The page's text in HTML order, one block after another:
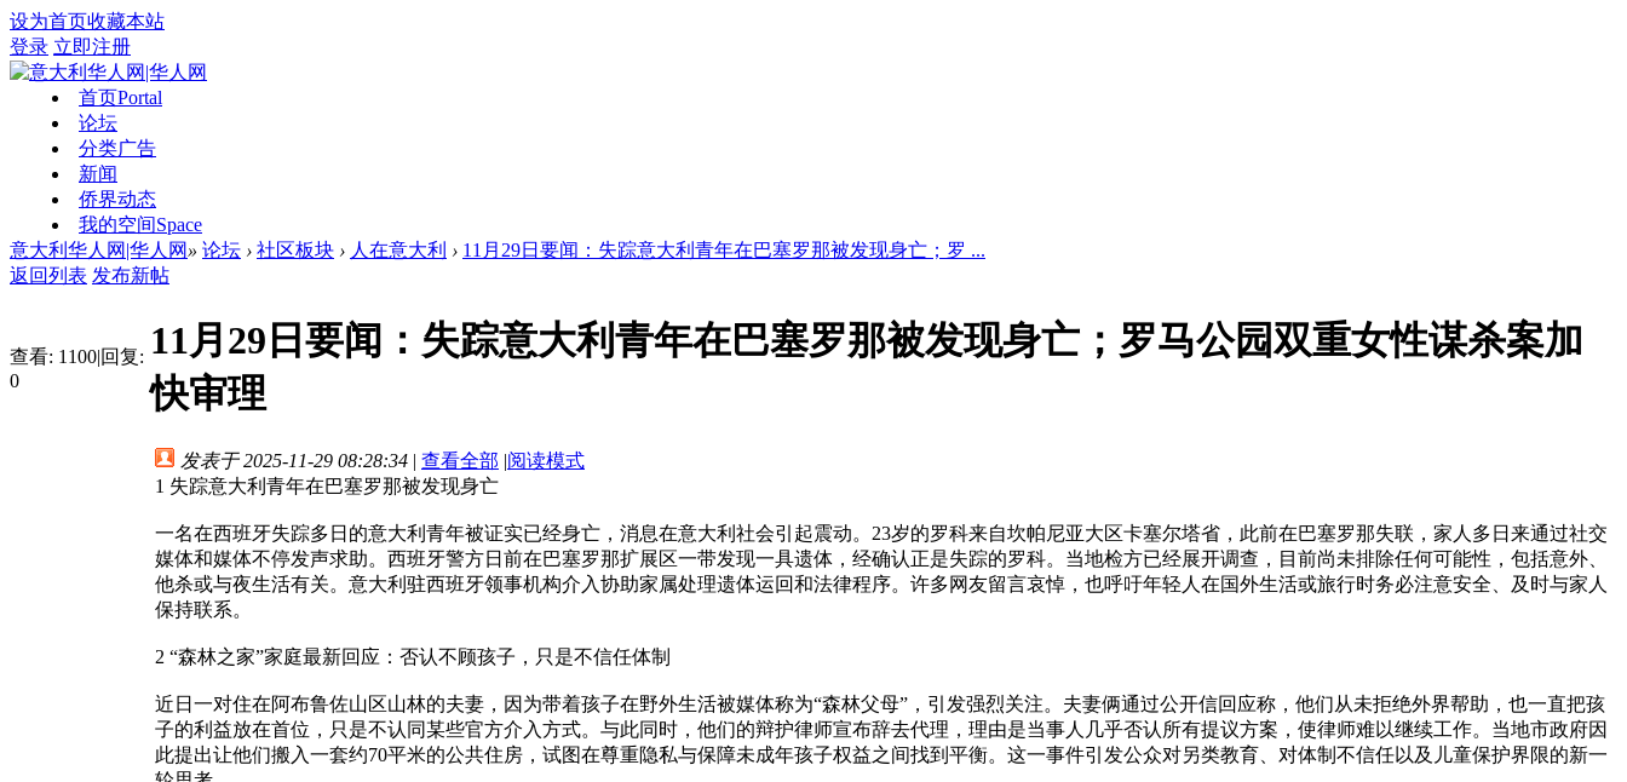
设为首页收藏本站
登录 立即注册
首页Portal
论坛
分类广告
新闻
侨界动态
我的空间Space
意大利华人网|华人网 » 论坛 › 社区板块 › 人在意大利 › 11月29日要闻：失踪意大利青年在巴塞罗那被发现身亡；罗 ...
返回列表 发布新帖
查看: 1100|回复:
0
11月29日要闻：失踪意大利青年在巴塞罗那被发现身亡；罗马公园双重女性谋杀案加
快审理
发表于 2025-11-29 08:28:34 | 查看全部 |阅读模式
1 失踪意大利青年在巴塞罗那被发现身亡
一名在西班牙失踪多日的意大利青年被证实已经身亡，消息在意大利社会引起震动。23岁的罗科来自坎帕尼亚大区卡塞尔塔省，此前在巴塞罗那失联，家人多日来通过社交
媒体和媒体不停发声求助。西班牙警方日前在巴塞罗那扩展区一带发现一具遗体，经确认正是失踪的罗科。当地检方已经展开调查，目前尚未排除任何可能性，包括意外、
他杀或与夜生活有关。意大利驻西班牙领事机构介入协助家属处理遗体运回和法律程序。许多网友留言哀悼，也呼吁年轻人在国外生活或旅行时务必注意安全、及时与家人
保持联系。
2 “森林之家”家庭最新回应：否认不顾孩子，只是不信任体制
近日一对住在阿布鲁佐山区山林的夫妻，因为带着孩子在野外生活被媒体称为“森林父母”，引发强烈关注。夫妻俩通过公开信回应称，他们从未拒绝外界帮助，也一直把孩
子的利益放在首位，只是不认同某些官方介入方式。与此同时，他们的辩护律师宣布辞去代理，理由是当事人几乎否认所有提议方案，使律师难以继续工作。当地市政府因
此提出让他们搬入一套约70平米的公共住房，试图在尊重隐私与保障未成年孩子权益之间找到平衡。这一事件引发公众对另类教育、对体制不信任以及儿童保护界限的新一